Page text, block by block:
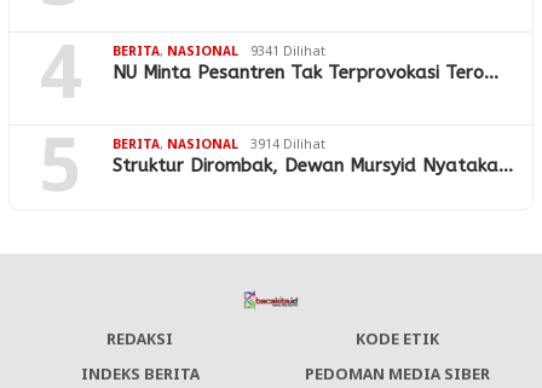
4 BERITA, NASIONAL 9341 Dilihat
NU Minta Pesantren Tak Terprovokasi Tero…
5 BERITA, NASIONAL 3914 Dilihat
Struktur Dirombak, Dewan Mursyid Nyataka…
REDAKSI
KODE ETIK
INDEKS BERITA
PEDOMAN MEDIA SIBER